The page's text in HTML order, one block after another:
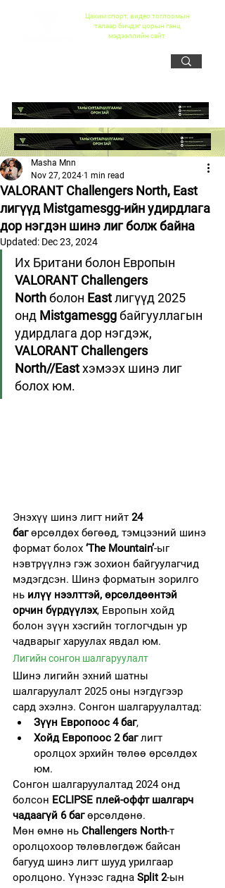
Цахим спорт, видео тоглоомын
талаар бичдэг цорын ганц
мэдээллийн сайт
VALORANT Challengers North, East
лигүүд Mistgamesgg-ийн удирдлага
дор нэгдэн шинэ лиг болж байна
Masha Mnn
Nov 27, 2024 1 min read
Updated: Dec 23, 2024
Их Британи болон Европын
VALORANT Challengers
North болон East лигүүд 2025
онд Mistgamesgg байгууллагын
удирдлага дор нэгдэж,
VALORANT Challengers
North//East хэмээх шинэ лиг
болох юм.
Энэхүү шинэ лигт нийт 24
баг өрсөлдөх бөгөөд, тэмцээний шинэ
формат болох ‘The Mountain’-ыг
нэвтрүүлнэ гэж зохион байгуулагчид
мэдэгдсэн. Шинэ форматын зорилго
нь илүү нээлттэй, өрсөлдөөнтэй
орчин бүрдүүлэх, Европын хойд
болон зүүн хэсгийн тоглогчдын ур
чадварыг харуулах явдал юм.
Лигийн сонгон шалгаруулалт
Шинэ лигийн эхний шатны
шалгаруулалт 2025 оны нэгдүгээр
сард эхэлнэ. Сонгон шалгаруулалтад:
Зүүн Европоос 4 баг,
Хойд Европоос 2 баг лигт
оролцох эрхийн төлөө өрсөлдөх
юм.
Сонгон шалгаруулалтад 2024 онд
болсон ECLIPSE плей-оффт шалгарч
чадаагүй 6 баг өрсөлдөнө.
Мөн өмнө нь Challengers North-т
оролцохоор төлөвлөгдөж байсан
багууд шинэ лигт шууд урилгаар
оролцоно. Үүнээс гадна Split 2-ын